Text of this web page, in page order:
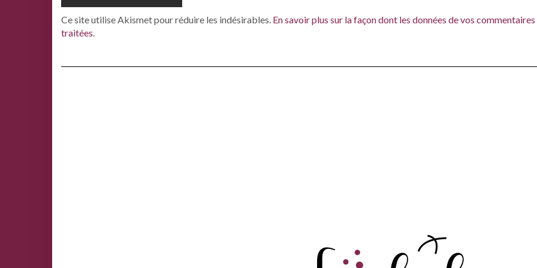
Ce site utilise Akismet pour réduire les indésirables. En savoir plus sur la façon dont les données de vos
traitées.